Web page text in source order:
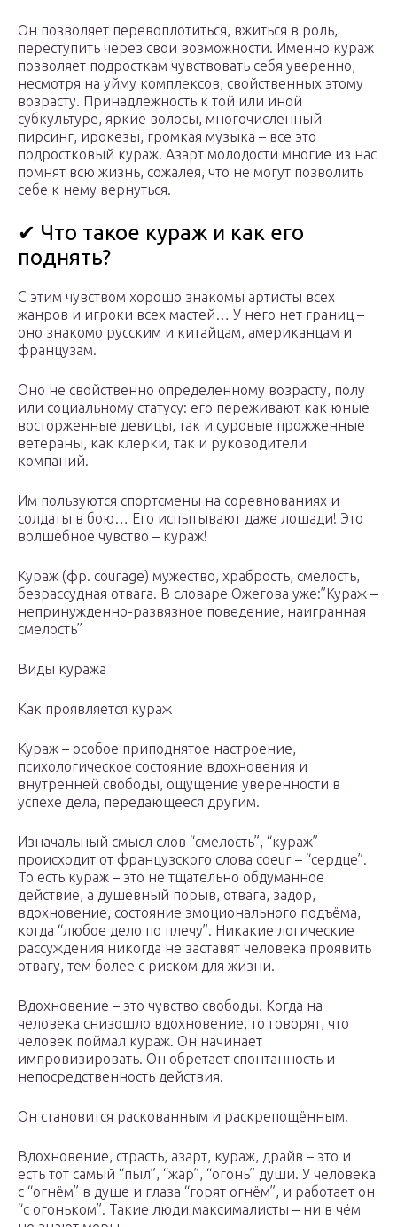
Он позволяет перевоплотиться, вжиться в роль,
переступить через свои возможности. Именно кураж
позволяет подросткам чувствовать себя уверенно,
несмотря на уйму комплексов, свойственных этому
возрасту. Принадлежность к той или иной
субкультуре, яркие волосы, многочисленный
пирсинг, ирокезы, громкая музыка – все это
подростковый кураж. Азарт молодости многие из нас
помнят всю жизнь, сожалея, что не могут позволить
себе к нему вернуться.
✔ Что такое кураж и как его
поднять?
С этим чувством хорошо знакомы артисты всех
жанров и игроки всех мастей… У него нет границ –
оно знакомо русским и китайцам, американцам и
французам.
Оно не свойственно определенному возрасту, полу
или социальному статусу: его переживают как юные
восторженные девицы, так и суровые прожженные
ветераны, как клерки, так и руководители
компаний.
Им пользуются спортсмены на соревнованиях и
солдаты в бою… Его испытывают даже лошади! Это
волшебное чувство – кураж!
Кураж (фр. courage) мужество, храбрость, смелость,
безрассудная отвага. В словаре Ожегова уже:”Кураж –
непринужденно-развязное поведение, наигранная
смелость”
Виды куража
Как проявляется кураж
Кураж – особое приподнятое настроение,
психологическое состояние вдохновения и
внутренней свободы, ощущение уверенности в
успехе дела, передающееся другим.
Изначальный смысл слов “смелость”, “кураж”
происходит от французского слова coeur – “сердце”.
То есть кураж – это не тщательно обдуманное
действие, а душевный порыв, отвага, задор,
вдохновение, состояние эмоционального подъёма,
когда “любое дело по плечу”. Никакие логические
рассуждения никогда не заставят человека проявить
отвагу, тем более с риском для жизни.
Вдохновение – это чувство свободы. Когда на
человека снизошло вдохновение, то говорят, что
человек поймал кураж. Он начинает
импровизировать. Он обретает спонтанность и
непосредственность действия.
Он становится раскованным и раскрепощённым.
Вдохновение, страсть, азарт, кураж, драйв – это и
есть тот самый “пыл”, “жар”, “огонь” души. У человека
с “огнём” в душе и глаза “горят огнём”, и работает он
“с огоньком”. Такие люди максималисты – ни в чём